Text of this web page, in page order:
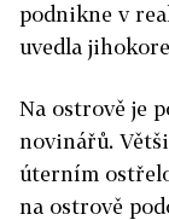
podnikne v
uvedla
Na ostrově je
novinářů.
úterním
na ostrově